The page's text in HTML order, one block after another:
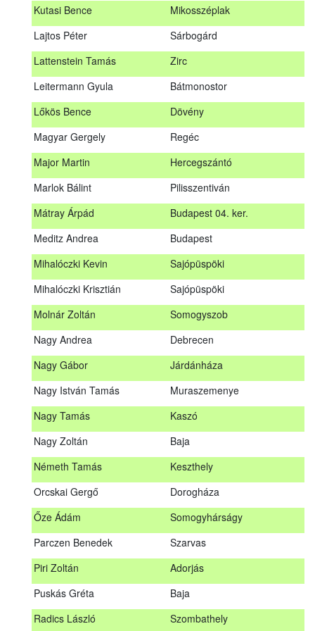
Kutasi Bence
Mikosszéplak
Lajtos Péter
Sárbogárd
Lattenstein Tamás
Zirc
Leitermann Gyula
Bátmonostor
Lőkös Bence
Dövény
Magyar Gergely
Regéc
Major Martin
Hercegszántó
Marlok Bálint
Pilisszentiván
Mátray Árpád
Budapest 04. ker.
Meditz Andrea
Budapest
Mihalóczki Kevin
Sajópüspöki
Mihalóczki Krisztián
Sajópüspöki
Molnár Zoltán
Somogyszob
Nagy Andrea
Debrecen
Nagy Gábor
Járdánháza
Nagy István Tamás
Muraszemenye
Nagy Tamás
Kaszó
Nagy Zoltán
Baja
Németh Tamás
Keszthely
Orcskai Gergő
Dorogháza
Őze Ádám
Somogyhárságy
Parczen Benedek
Szarvas
Piri Zoltán
Adorjás
Puskás Gréta
Baja
Radics László
Szombathely
A továbbképzés vizsgával zárul!
Jelentkezés, lemondás
Jelentkezni a továbbképzésre kizárólag a Nébih honlapján
elhelyezett űrlapon lehet. A jelentkezés elfogadásáról
Kovács Dániel
Sárbogárd
Lattenstein Tamás
Zirc
Leitermann Gyula
Bátmonostor
Magyar Gergely
Regéc
Hercegszántó
Pilisszentiván
Budapest 04. ker.
Budapest
Mihalóczki Kevin
Mihalóczki Krisztián
Molnár Zoltán
Somogyszob
Nagy Andrea
Nagy Gábor
Járdánháza
Muraszemenye
Nagy Tamás
Kaszó
Keszthely
Dorogháza